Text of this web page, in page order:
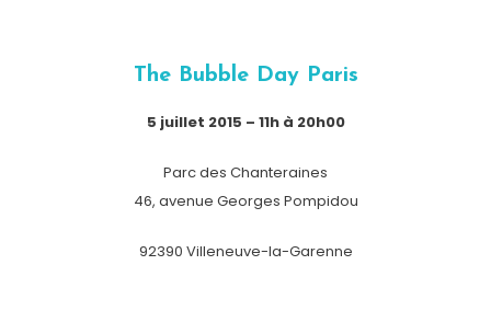
The Bubble Day Paris
5 juillet 2015 – 11h à 20h00
Parc des Chanteraines
46, avenue Georges Pompidou
92390 Villeneuve-la-Garenne